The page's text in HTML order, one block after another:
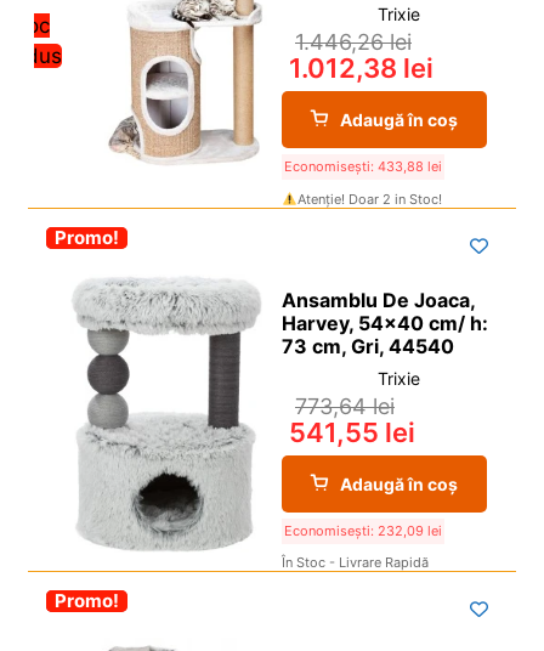
Stoc
redus
Trixie
1.446,26lei
1.012,38 lei
Adaugă în coș
Economisești: 433,88 lei
Atenție! Doar 2 in Stoc!
-30%
Promo!
Ansamblu De Joaca,
Harvey, 54×40 cm/ h:
73 cm, Gri, 44540
Trixie
773,64lei
541,55 lei
Adaugă în coș
Economisești: 232,09 lei
În Stoc - Livrare Rapidă
-30%
Promo!